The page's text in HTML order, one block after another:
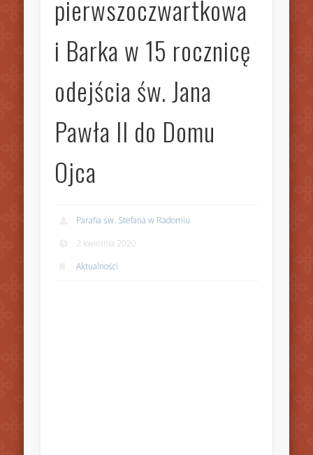
pierwszoczwartkowa
i Barka w 15 rocznicę
odejścia św. Jana
Pawła II do Domu
Ojca
Parafia św. Stefana w Radomiu
2 kwietnia 2020
Aktualności